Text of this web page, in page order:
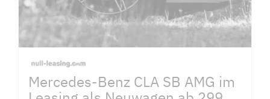
Mercedes-Benz CLA SB AMG im